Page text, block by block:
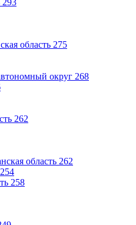
293
область 275
округ 268
262
область 262
254
258